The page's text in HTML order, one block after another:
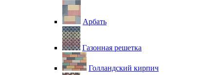
Арбать
Газонная решетка
Голландский кирпич